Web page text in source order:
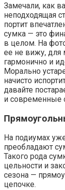
Замечали, как
неподходящая
портит
сумка — это
в целом. На
ее не вижу, для
гармонично и
Морально
начисто
давайте
и современные
На подиумах
преобладают
Такого рода
цельности и
сезона —
цепочке.